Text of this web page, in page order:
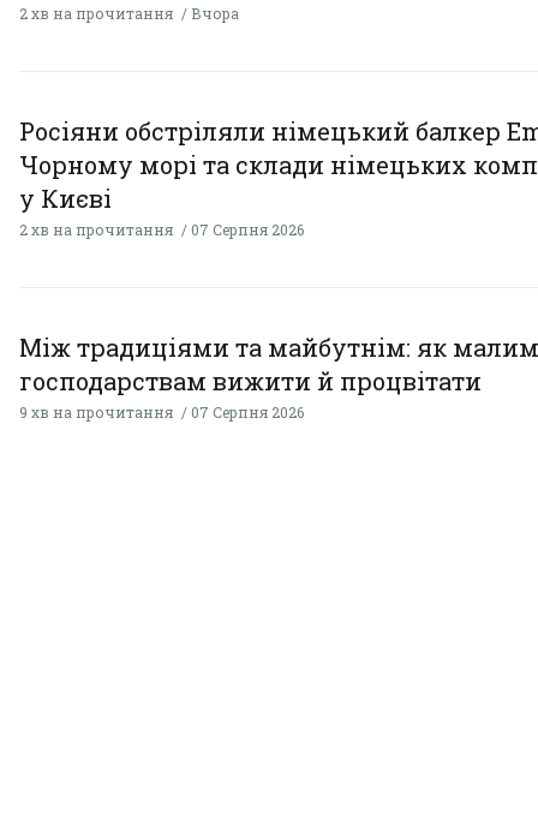
2 хв на прочитання Вчора
Росіяни обстріляли німецький балкер
Чорному морі та склади німецьких
у Києві
2 хв на прочитання 07 Серпня 2026
Між традиціями та майбутнім: як малим
господарствам вижити й процвітати
9 хв на прочитання 07 Серпня 2026